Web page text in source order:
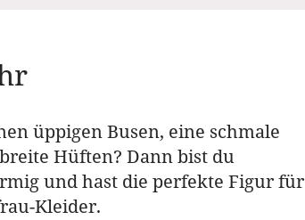
üppigen Busen, eine schmale
Hüften? Dann bist du
und hast die perfekte Figur für
Kleider.